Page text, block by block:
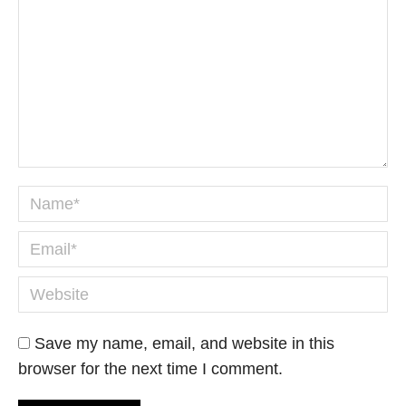
Name *
Email *
Website
Save my name, email, and website in this
browser for the next time I comment.